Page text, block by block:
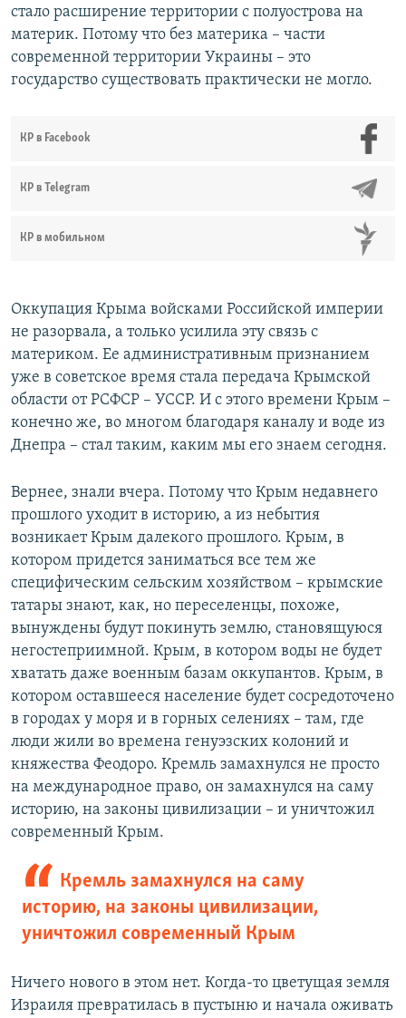
стало расширение территории с полуострова на
материк. Потому что без материка – части
современной территории Украины – это
государство существовать практически не могло.
КР в Facebook
КР в Telegram
КР в мобильном
Оккупация Крыма войсками Российской империи
не разорвала, а только усилила эту связь с
материком. Ее административным признанием
уже в советское время стала передача Крымской
области от РСФСР – УССР. И с этого времени Крым –
конечно же, во многом благодаря каналу и воде из
Днепра – стал таким, каким мы его знаем сегодня.
Вернее, знали вчера. Потому что Крым недавнего
прошлого уходит в историю, а из небытия
возникает Крым далекого прошлого. Крым, в
котором придется заниматься все тем же
специфическим сельским хозяйством – крымские
татары знают, как, но переселенцы, похоже,
вынуждены будут покинуть землю, становящуюся
негостеприимной. Крым, в котором воды не будет
хватать даже военным базам оккупантов. Крым, в
котором оставшееся население будет сосредоточено
в городах у моря и в горных селениях – там, где
люди жили во времена генуэзских колоний и
княжества Феодоро. Кремль замахнулся не просто
на международное право, он замахнулся на саму
историю, на законы цивилизации – и уничтожил
современный Крым.
Кремль замахнулся на саму
историю, на законы цивилизации,
уничтожил современный Крым
Ничего нового в этом нет. Когда-то цветущая земля
Израиля превратилась в пустыню и начала оживать